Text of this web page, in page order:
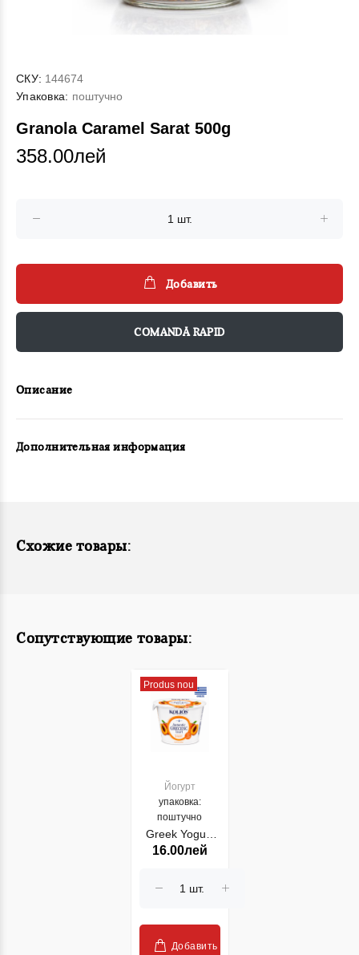
СКУ: 144674
Упаковка: поштучно
Granola Caramel Sarat 500g
358.00лей
Добавить
COMANDĂ RAPID
Описание
Дополнительная информация
Схожие товары:
Сопутствующие товары:
Produs nou
Йогурт
упаковка:
поштучно
Greek Yogurt
Kolios 2%
16.00лей
Добавить